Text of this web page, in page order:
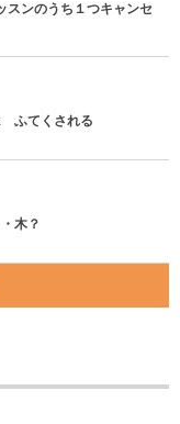
スンのうち１つキャンセ
ふてくされる
木？